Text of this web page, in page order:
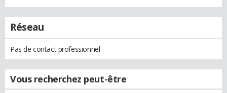
Réseau
Pas de contact professionnel
Vous recherchez peut-être